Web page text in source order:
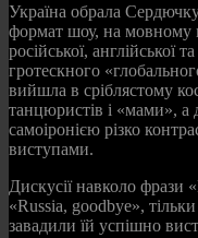
Україна обрала
формат шоу, на мовному
російської, англійської
гротескного
вийшла в сріблястому
танцюристів і «мами», а
самоіронією різко
виступами.
Дискусії навколо фрази
«Russia, goodbye»,
завадили їй успішно